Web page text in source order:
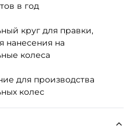
в год
круг для правки,
нанесения на
колеса
для производства
колес